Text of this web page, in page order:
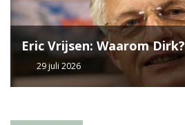
Eric Vrijsen: Waarom Dirk?
29 juli 2026